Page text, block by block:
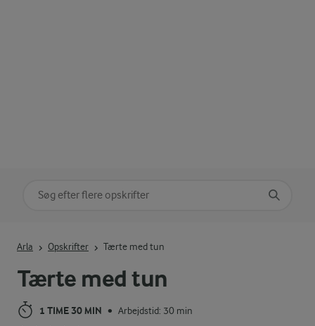
Tærte med tun
1 TIME 30 MIN • Arbejdstid: 30 min
Arla Opskrifter Tærte med tun
Søg på kategori